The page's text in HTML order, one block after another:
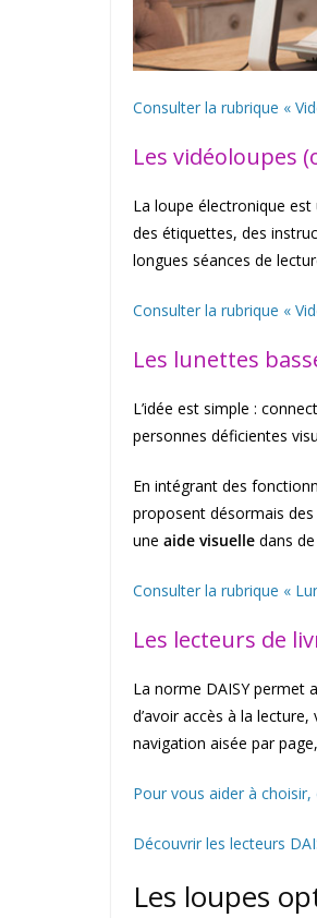
Consulter la rubrique «
Les vidéoloupes
La loupe électronique
des étiquettes, des
longues séances de
Consulter la rubrique «
Les lunettes
L’idée est simple :
personnes déficientes
En intégrant des
proposent désormais des
une aide visuelle dans
Consulter la rubrique «
Les lecteurs de
La norme DAISY permet
d’avoir accès à la
navigation aisée par
Pour vous aider à
Découvrir les lecteurs
Les loupes